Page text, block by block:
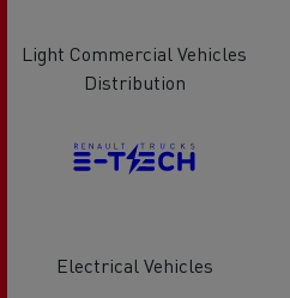
Light Commercial Vehicles
Distribution
Electrical Vehicles